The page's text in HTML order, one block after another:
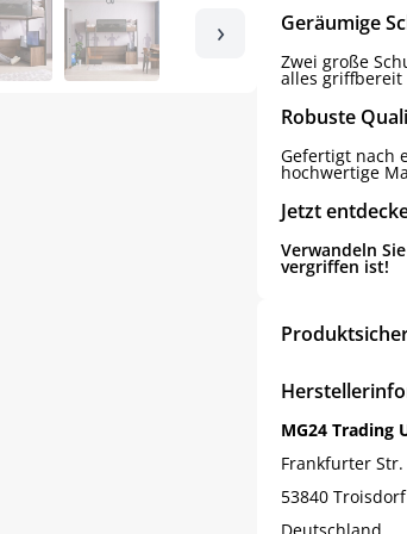
› Geräumige
Zwei große
alles
Robuste
Gefertigt nach
hochwertige
Jetzt
Verwandeln
vergriffen ist!
MG24 Trading
Frankfurter Str.
53840 Troisdorf